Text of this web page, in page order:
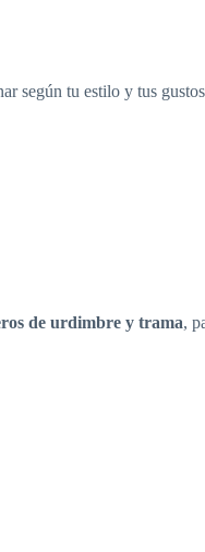
según tu estilo y tus
de urdimbre y trama,